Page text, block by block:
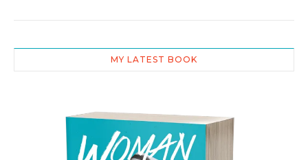
MY LATEST BOOK